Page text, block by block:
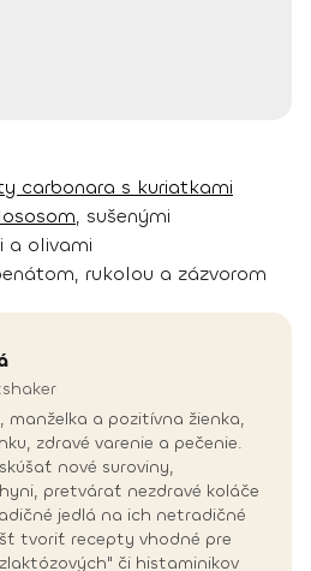
carbonara s kuriatkami
, sušenými
a olivami
rukolou a zázvorom
a pozitívna žienka,
zdravé varenie a pečenie.
nové suroviny,
pretvárať nezdravé koláče
jedlá na ich netradičné
tvoriť recepty vhodné pre
či histaminikov